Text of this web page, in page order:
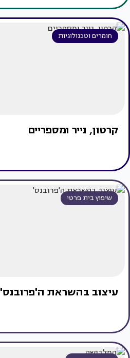
חומרים וטכנולוגיות
קרטון, נייר ומספריים
שיפוץ בית פרטי
עיצוב בהשראת ה'פרובנס'